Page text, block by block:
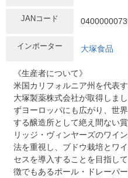
JANコード
インポーター 大塚食品
《生産者について》
米国カリフォルニア州を代表
大塚製薬株式会社が取得しま
ずヨーロッパにも広がり、世
する醸造所として絶え間ない
リッジ・ヴィンヤーズのワイ
法を重視し、ブドウ栽培とワ
セスを導入することを目指し
徴でもあるポール・ドレーパ